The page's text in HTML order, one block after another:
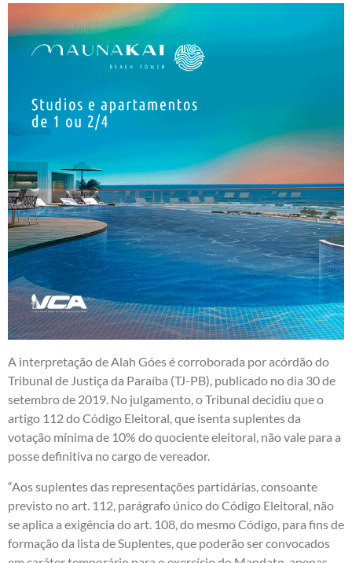
A interpretação de Alah Góes é corroborada por acórdão do
Tribunal de Justiça da Paraíba (TJ-PB), publicado no dia 30 de
setembro de 2019. No julgamento, o Tribunal decidiu que o
artigo 112 do Código Eleitoral, que isenta suplentes da
votação mínima de 10% do quociente eleitoral, não vale para a
posse definitiva no cargo de vereador.
“Aos suplentes das representações partidárias, consoante
previsto no art. 112, parágrafo único do Código Eleitoral, não
se aplica a exigência do art. 108, do mesmo Código, para fins de
formação da lista de Suplentes, que poderão ser convocados